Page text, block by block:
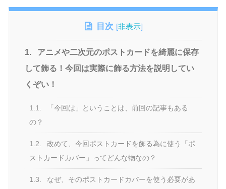
目次 [非表示]
1.
アニメや二次元のポストカードを綺麗に保存
して飾る！今回は実際に飾る方法を説明してい
くぞい！
1.1.
「今回は」ということは、前回の記事もある
の？
1.2.
改めて、今回ポストカードを飾る為に使う「ポ
ストカードカバー」ってどんな物なの？
1.3.
なぜ、そのポストカードカバーを使う必要があ